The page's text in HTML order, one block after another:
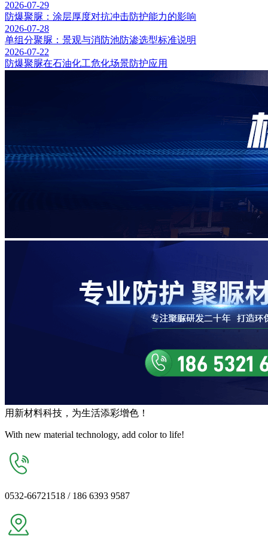
2026-07-29
防爆聚脲：涂层厚度对抗冲击防护能力的影响
2026-07-28
单组分聚脲：景观与消防池防渗选型标准说明
2026-07-22
防爆聚脲在石油化工危化场景防护应用
用 新材料科技，为生活添彩增色 ！
With new material technology, add color to life!
0532-66721518 / 186 6393 9587